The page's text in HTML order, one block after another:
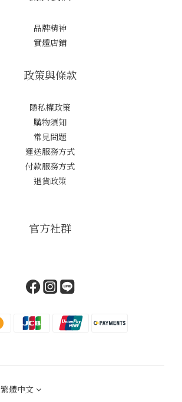
品牌精神
實體店鋪
政策與條款
隱私權政策
購物須知
常見問題
運送服務方式
付款服務方式
退貨政策
官方社群
繁體中文